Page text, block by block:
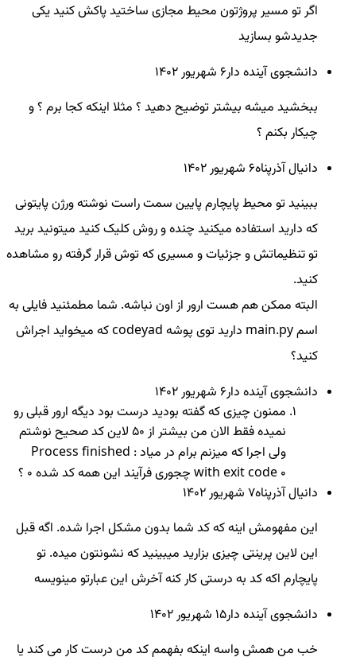
اگر تو مسیر پروژتون محیط مجازی ساختید پاکش کنید یکی
جدیدشو بسازید
دانشجوی آینده دار6 شهريور ۱۴۰۲
ببخشید میشه بیشتر توضیح دهید ؟ مثلا اینکه کجا برم ؟ و
چیکار بکنم ؟
دانیال آذرپناه6 شهريور ۱۴۰۲
ببینید تو محیط پایچارم پایین سمت راست نوشته ورژن پایتونی
که دارید استفاده میکنید چنده و روش کلیک کنید میتونید برید
تو تنظیماتش و جزئیات و مسیری که توش قرار گرفته رو مشاهده
کنید.
البته ممکن هم هست ارور از اون نباشه. شما مطمئنید فایلی به
اسم main.py دارید توی پوشه codeyad که میخواید اجراش
کنید؟
دانشجوی آینده دار6 شهريور ۱۴۰۲
ممنون چیزی که گفته بودید درست بود دیگه ارور قبلی رو
نمیده فقط الان من بیشتر از 50 لاین کد صحیح نوشتم
ولی اجرا که میزنم برام در میاد : Process finished
with exit code 0 چجوری فرآیند این همه کد شده 0 ؟
دانیال آذرپناه7 شهريور ۱۴۰۲
این مفهومش اینه که کد شما بدون مشکل اجرا شده. اگه قبل
این لاین پرینتی چیزی بزارید میبینید که نشونتون میده. تو
پایچارم اکه کد به درستی کار کنه آخرش این عبارتو مینویسه
دانشجوی آینده دار15 شهريور ۱۴۰۲
خب من همش واسه اینکه بفهمم کد من درست کار می کند یا